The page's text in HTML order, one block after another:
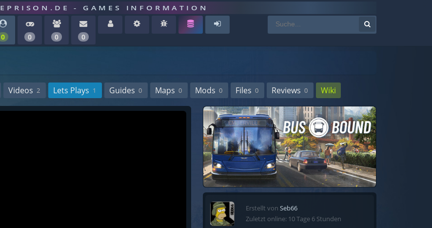
EPRISON.DE - GAMES INFORMATION
0 0 0 0
Videos 2 Lets Plays 1 Guides 0 Maps 0 Mods 0 Files 0 Reviews 0 Wiki
Erstellt von Seb66
Zuletzt online: 10 Tage 6 Stunden